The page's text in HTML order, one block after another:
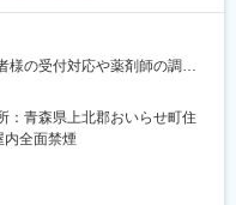
様の受付対応や薬剤師の調剤
小さいお子さんの触れ合いも
コミュニケーションを大切
おります。
：青森県上北郡おいらせ町住
全面禁煙